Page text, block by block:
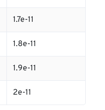
1.7e-11
1.8e-11
1.9e-11
2e-11